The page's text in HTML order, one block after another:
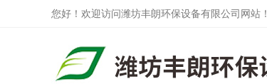
您好！欢迎访问潍坊丰朗环保设备有限公司网站！